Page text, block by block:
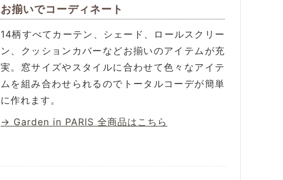
お揃いでコーディネート
14柄すべてカーテン、シェード、ロールスクリー
ン、クッションカバーなどお揃いのアイテムが充
実。窓サイズやスタイルに合わせて色々なアイテ
ムを組み合わせられるのでトータルコーデが簡単
に作れます。
→ Garden in PARIS 全商品はこちら